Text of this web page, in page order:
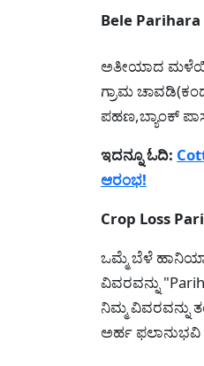
Bele
ಅತೀಯಾದ
ಗ್ರಾಮ
ಪಹಣ,ಬ್ಯಾಂಕ್
ಇದನ್ನೂ ಓದಿ:
ಆರಂಭ!
Crop Loss
ಒಮ್ಮೆ ಬೆಳೆ
ವಿವರವನ್ನು
ನಿಮ್ಮ ವಿವರವನ್ನು
ಅರ್ಹ ಫಲಾನುಭವಿ